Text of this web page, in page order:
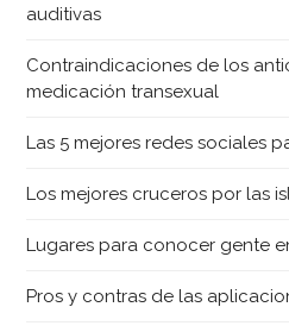
auditivas
Contraindicaciones de los
medicación transexual
Las 5 mejores redes sociales
Los mejores cruceros por las
Lugares para conocer gente
Pros y contras de las